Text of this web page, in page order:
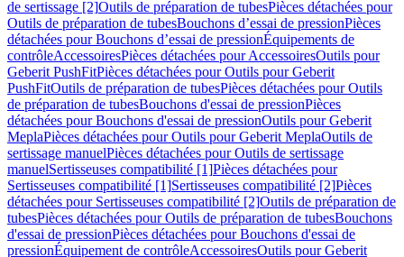
de sertissage [2]Outils de préparation de tubesPièces détachées pour
Outils de préparation de tubesBouchons d’essai de pressionPièces
détachées pour Bouchons d’essai de pressionÉquipements de
contrôleAccessoiresPièces détachées pour AccessoiresOutils pour
Geberit PushFitPièces détachées pour Outils pour Geberit
PushFitOutils de préparation de tubesPièces détachées pour Outils
de préparation de tubesBouchons d'essai de pressionPièces
détachées pour Bouchons d'essai de pressionOutils pour Geberit
MeplaPièces détachées pour Outils pour Geberit MeplaOutils de
sertissage manuelPièces détachées pour Outils de sertissage
manuelSertisseuses compatibilité [1]Pièces détachées pour
Sertisseuses compatibilité [1]Sertisseuses compatibilité [2]Pièces
détachées pour Sertisseuses compatibilité [2]Outils de préparation de
tubesPièces détachées pour Outils de préparation de tubesBouchons
d'essai de pressionPièces détachées pour Bouchons d'essai de
pressionÉquipement de contrôleAccessoiresOutils pour Geberit